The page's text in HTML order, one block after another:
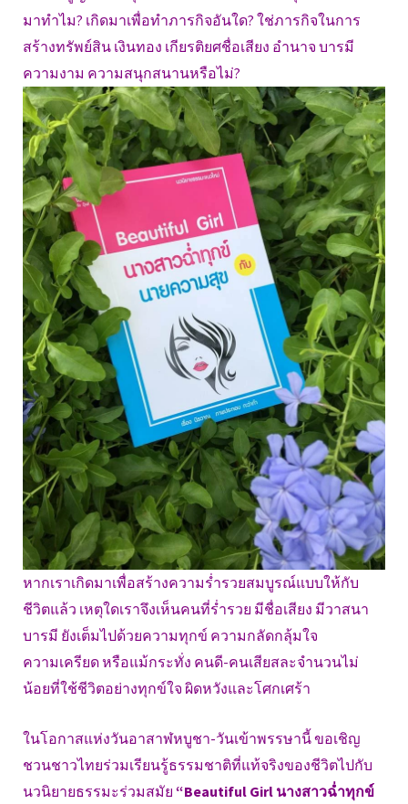
มาทำไม? เกิดมาเพื่อทำภารกิจอันใด? ใช่ภารกิจในการ
สร้างทรัพย์สิน เงินทอง เกียรติยศชื่อเสียง อำนาจ บารมี
ความงาม ความสนุกสนานหรือไม่?
หากเราเกิดมาเพื่อสร้างความร่ำรวยสมบูรณ์แบบให้กับ
ชีวิตแล้ว เหตุใดเราจึงเห็นคนที่ร่ำรวย มีชื่อเสียง มีวาสนา
บารมี ยังเต็มไปด้วยความทุกข์ ความกลัดกลุ้มใจ
ความเครียด หรือแม้กระทั่ง คนดี-คนเสียสละจำนวนไม่
น้อยที่ใช้ชีวิตอย่างทุกข์ใจ ผิดหวังและโศกเศร้า
ในโอกาสแห่งวันอาสาฬหบูชา-วันเข้าพรรษานี้ ขอเชิญ
ชวนชาวไทยร่วมเรียนรู้ธรรมชาติที่แท้จริงของชีวิตไปกับ
นวนิยายธรรมะร่วมสมัย “Beautiful Girl นางสาวฉ่ำทุกข์